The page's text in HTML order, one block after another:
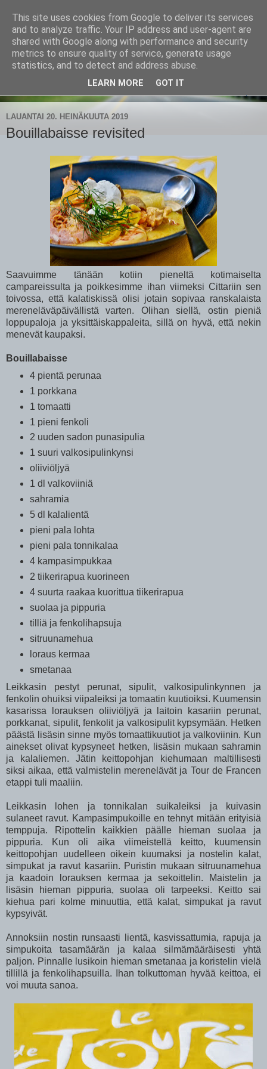
CampaSimpukka
kammen- ja kauhanpyöritystä
LAUANTAI 20. HEINÄKUUTA 2019
Bouillabaisse revisited
Saavuimme tänään kotiin pieneltä kotimaiselta
campareissulta ja poikkesimme ihan viimeksi Cittariin sen
toivossa, että kalatiskissä olisi jotain sopivaa ranskalaista
mereneläväpäivällistä varten. Olihan siellä, ostin pieniä
loppupaloja ja yksittäiskappaleita, sillä on hyvä, että nekin
menevät kaupaksi.
Bouillabaisse
4 pientä perunaa
1 porkkana
1 tomaatti
1 pieni fenkoli
2 uuden sadon punasipulia
1 suuri valkosipulinkynsi
oliiviöljyä
1 dl valkoviiniä
sahramia
5 dl kalalientä
pieni pala lohta
pieni pala tonnikalaa
4 kampasimpukkaa
2 tiikerirapua kuorineen
4 suurta raakaa kuorittua tiikerirapua
suolaa ja pippuria
tilliä ja fenkolihapsuja
sitruunamehua
loraus kermaa
smetanaa
Leikkasin pestyt perunat, sipulit, valkosipulinkynnen ja
fenkolin ohuiksi viipaleiksi ja tomaatin kuutioiksi. Kuumensin
kasarissa lorauksen oliiviöljyä ja laitoin kasariin perunat,
porkkanat, sipulit, fenkolit ja valkosipulit kypsymään. Hetken
päästä lisäsin sinne myös tomaattikuutiot ja valkoviinin. Kun
ainekset olivat kypsyneet hetken, lisäsin mukaan sahramin
ja kalaliemen. Jätin keittopohjan kiehumaan maltillisesti
siksi aikaa, että valmistelin merenelävät ja Tour de Francen
etappi tuli maaliin.
Leikkasin lohen ja tonnikalan suikaleiksi ja kuivasin
sulaneet ravut. Kampasimpukoille en tehnyt mitään erityisiä
temppuja. Ripottelin kaikkien päälle hieman suolaa ja
pippuria. Kun oli aika viimeistellä keitto, kuumensin
keittopohjan uudelleen oikein kuumaksi ja nostelin kalat,
simpukat ja ravut kasariin. Puristin mukaan sitruunamehua
ja kaadoin lorauksen kermaa ja sekoittelin. Maistelin ja
lisäsin hieman pippuria, suolaa oli tarpeeksi. Keitto sai
kiehua pari kolme minuuttia, että kalat, simpukat ja ravut
kypsyivät.
Annoksiin nostin runsaasti lientä, kasvissattumia, rapuja ja
simpukoita tasamäärän ja kalaa silmämääräisesti yhtä
paljon. Pinnalle lusikoin hieman smetanaa ja koristelin vielä
tillillä ja fenkolihapsuilla. Ihan tolkuttoman hyvää keittoa, ei
voi muuta sanoa.
This site uses cookies from Google to deliver its services
and to analyze traffic. Your IP address and user-agent are
shared with Google along with performance and security
metrics to ensure quality of service, generate usage
statistics, and to detect and address abuse.
LEARN MORE GOT IT